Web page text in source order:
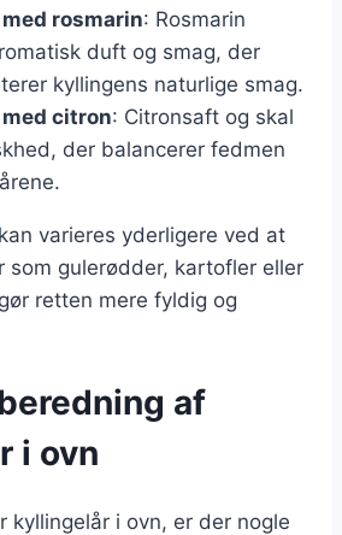
rosmarin: Rosmarin
duft og smag, der
kyllingens naturlige smag.
citron: Citronsaft og skal
der balancerer fedmen
varieres yderligere ved at
som gulerødder, kartofler eller
retten mere fyldig og
af
i ovn
kyllingelår i ovn, er der nogle